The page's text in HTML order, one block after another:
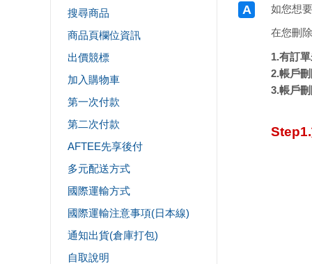
搜尋商品
商品頁欄位資訊
出價競標
加入購物車
第一次付款
第二次付款
AFTEE先享後付
多元配送方式
國際運輸方式
國際運輸注意事項(日本線)
通知出貨(倉庫打包)
自取說明
如您想
在您刪
1.有訂
2.帳戶
3.帳戶